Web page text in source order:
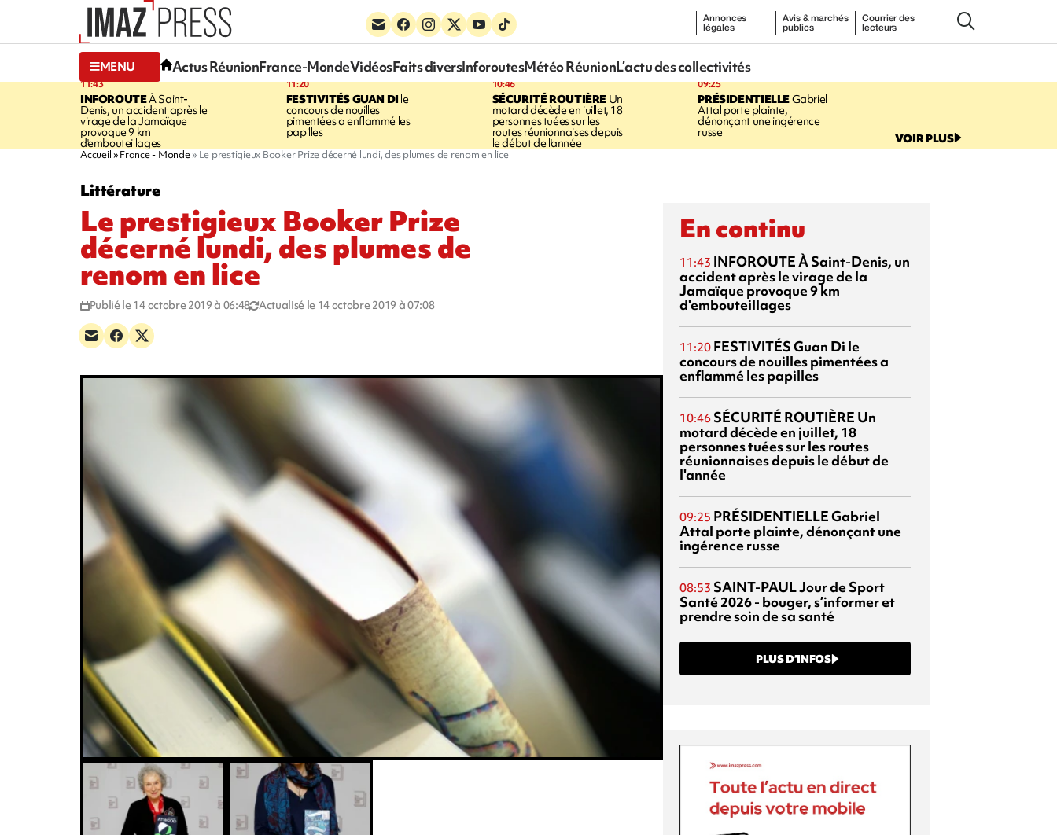
Annonces
légales
Avis & marchés
publics
Courrier des
lecteurs
MENU Actus RéunionFrance-MondeVidéosFaits diversInforoutesMétéo RéunionL’actu des collectivités
11:43
INFOROUTEÀ Saint-
Denis, un accident après le
virage de la Jamaïque
provoque 9 km
d'embouteillages
11:20
FESTIVITÉSGUAN DIle
concours de nouilles
pimentées a enflammé les
papilles
10:46
SÉCURITÉ ROUTIÈRE Un
motard décède en juillet, 18
personnes tuées sur les
routes réunionnaises depuis
le début de l'année
09:25
PRÉSIDENTIELLEGabriel
Attal porte plainte,
dénonçant une ingérence
russe VOIR PLUS
Accueil France - Monde Le prestigieux Booker Prize décerné lundi, des plumes de renom en lice
Littérature
Le prestigieux Booker Prize
décerné lundi, des plumes de
renom en lice
Publié le 14 octobre 2019 à 06:48 Actualisé le 14 octobre 2019 à 07:08
En continu
11:43 INFOROUTEÀ Saint-Denis, un
accident après le virage de la
Jamaïque provoque 9 km
d'embouteillages
11:20 FESTIVITÉSGuan Di le
concours de nouilles pimentées a
enflammé les papilles
10:46 SÉCURITÉ ROUTIÈRE Un
motard décède en juillet, 18
personnes tuées sur les routes
réunionnaises depuis le début de
l'année
09:25 PRÉSIDENTIELLEGabriel
Attal porte plainte, dénonçant une
ingérence russe
08:53 SAINT-PAULJour de Sport
Santé 2026 - bouger, s’informer et
prendre soin de sa santé
PLUS D’INFOS